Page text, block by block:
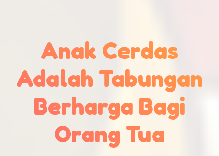
Anak Cerdas
Adalah Tabungan
Berharga Bagi
Orang Tua